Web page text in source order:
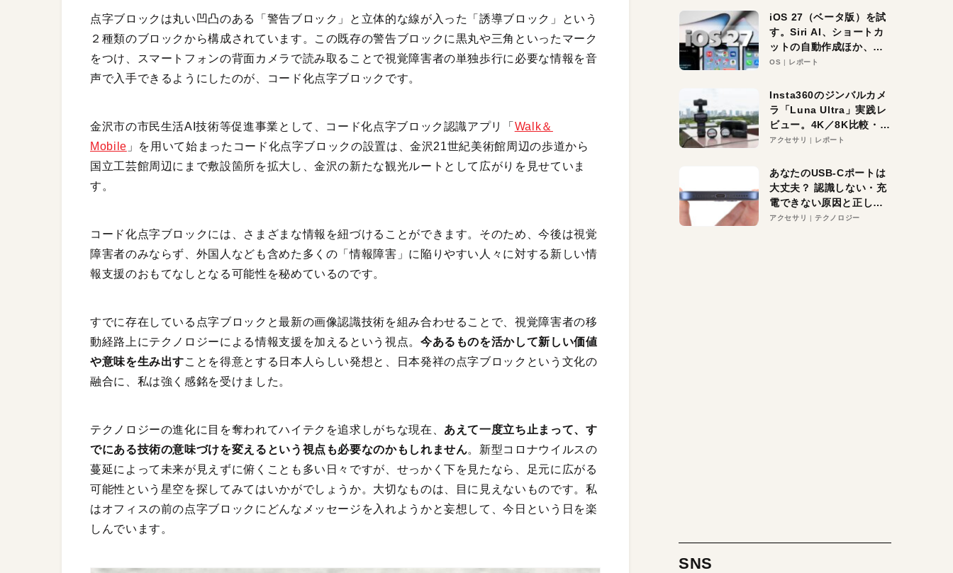
点字ブロックは丸い凹凸のある「警告ブロック」と立体的な線が入った「誘導ブロック」という
２種類のブロックから構成されています。この既存の警告ブロックに黒丸や三角といったマーク
をつけ、スマートフォンの背面カメラで読み取ることで視覚障害者の単独歩行に必要な情報を音
声で入手できるようにしたのが、コード化点字ブロックです。
金沢市の市民生活AI技術等促進事業として、コード化点字ブロック認識アプリ「 Walk＆
Mobile 」を用いて始まったコード化点字ブロックの設置は、金沢21世紀美術館周辺の歩道から
国立工芸館周辺にまで敷設箇所を拡大し、金沢の新たな観光ルートとして広がりを見せていま
す。
コード化点字ブロックには、さまざまな情報を紐づけることができます。そのため、今後は視覚
障害者のみならず、外国人なども含めた多くの「情報障害」に陥りやすい人々に対する新しい情
報支援のおもてなしとなる可能性を秘めているのです。
すでに存在している点字ブロックと最新の画像認識技術を組み合わせることで、視覚障害者の移
動経路上にテクノロジーによる情報支援を加えるという視点。 今あるものを活かして新しい価値
や意味を生み出すことを得意とする日本人らしい発想と、日本発祥の点字ブロックという文化の
融合に、私は強く感銘を受けました。
テクノロジーの進化に目を奪われてハイテクを追求しがちな現在、 あえて一度立ち止まって、す
でにある技術の意味づけを変えるという視点も必要なのかもしれません。新型コロナウイルスの
蔓延によって未来が見えずに俯くことも多い日々ですが、せっかく下を見たなら、足元に広がる
可能性という星空を探してみてはいかがでしょうか。大切なものは、目に見えないものです。私
はオフィスの前の点字ブロックにどんなメッセージを入れようかと妄想して、今日という日を楽
しんでいます。
iOS 27（ベータ版）を試
す。Siri AI、ショートカ
ットの自動作成ほか、期
待大の便利機能5選。
る未来はすぐそこ！
OS レポート
Insta360のジンバルカメ
ラ「Luna Ultra」実践レ
ビュー。4K／8K比較・ズ
ーム・夜間撮影をチェッ
アクセサリ レポート
あなたのUSB-Cポートは
大丈夫？ 認識しない・充
電できない原因と正しい
対策
アクセサリ テクノロジー
SNS